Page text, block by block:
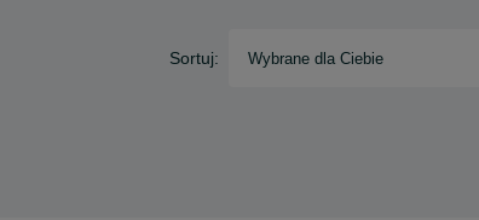
Sortuj: Wybrane dla Ciebie